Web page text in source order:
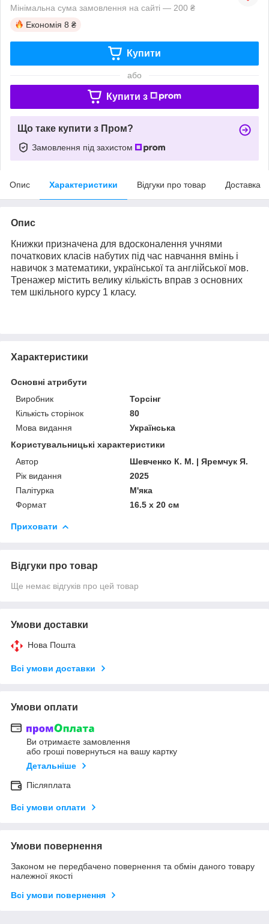
Мінімальна сума замовлення на сайті — 200 ₴
Економія 8 ₴
Купити
або
Купити з
Що таке купити з Пром?
Замовлення під захистом
Опис Характеристики Відгуки про товар Доставка
Опис
Книжки призначена для вдосконалення учнями
початкових класів набутих під час навчання вмінь і
навичок з математики, української та англійської мов.
Тренажер містить велику кількість вправ з основних
тем шкільного курсу 1 класу.
Характеристики
Основні атрибути
Виробник
Торсінг
Кількість сторінок
80
Мова видання
Українська
Користувальницькі характеристики
Автор
Шевченко К. М. | Яремчук Я.
Рік видання
2025
Палітурка
М'яка
Формат
16.5 х 20 см
Приховати
Відгуки про товар
Ще немає відгуків про цей товар
Умови доставки
Нова Пошта
Всі умови доставки
Умови оплати
Ви отримаєте замовлення
або гроші повернуться на вашу картку
Детальніше
Післяплата
Всі умови оплати
Умови повернення
Законом не передбачено повернення та обмін даного товару
належної якості
Всі умови повернення